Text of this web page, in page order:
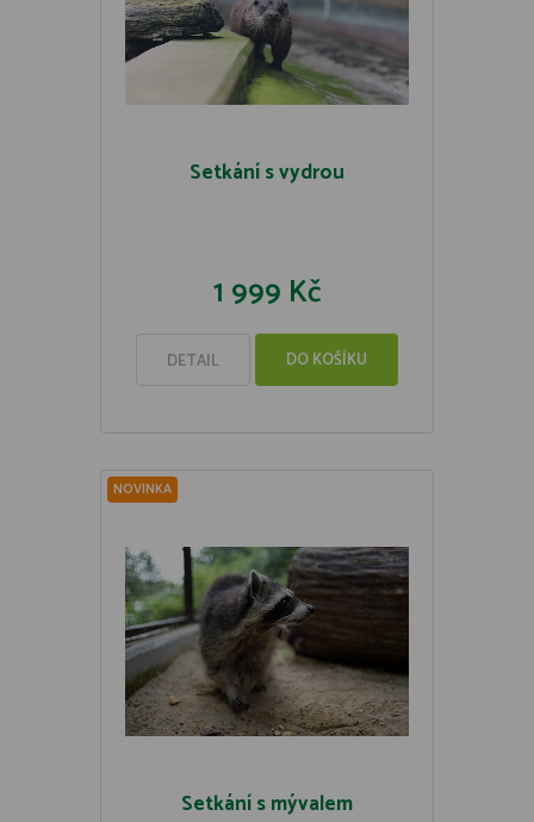
Setkání s vydrou
1 999 Kč
DETAIL DO KOŠÍKU
NOVINKA
Setkání s mývalem